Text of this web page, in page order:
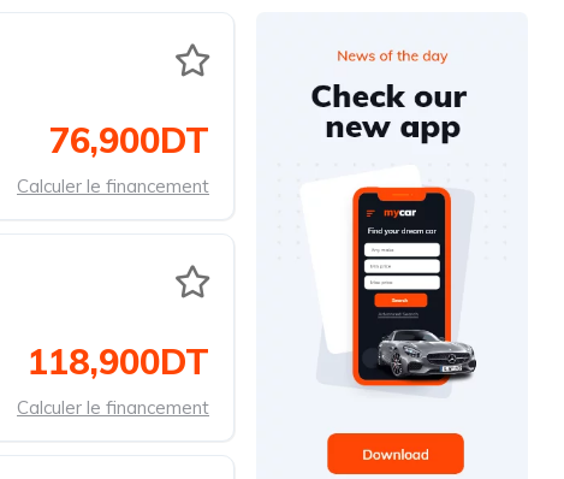
76,900DT
Calculer le financement
118,900DT
Calculer le financement